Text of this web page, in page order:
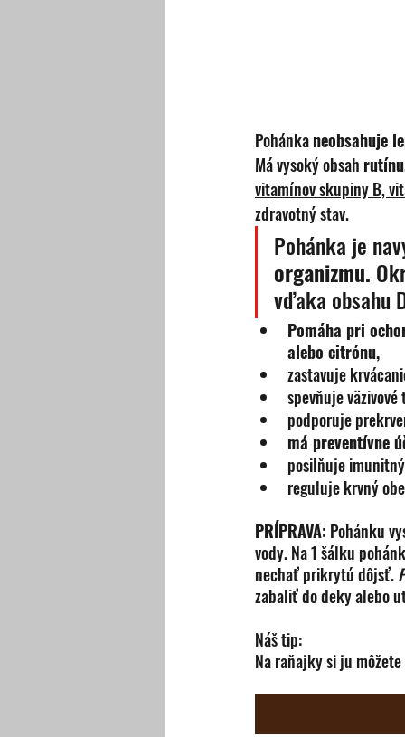
Pohánka neobsahuje
Má vysoký obsah rutínu
vitamínov skupiny B,
zdravotný stav.
Pohánka je
organizmu.
vďaka obsahu
Pomáha pri
alebo citrónu,
zastavuje
spevňuje väzivové
podporuje
má preventívne
posilňuje
reguluje krvný
PRÍPRAVA: Pohánku
vody. Na 1 šálku
nechať prikrytú dôjsť.
zabaliť do deky alebo
Náš tip:
Na raňajky si ju